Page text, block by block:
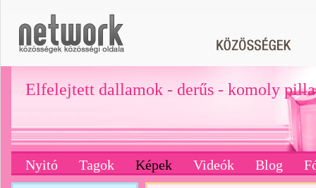
Elfelejtett dallamok - derűs - komoly
Nyitó Tagok Képek Videók Blog